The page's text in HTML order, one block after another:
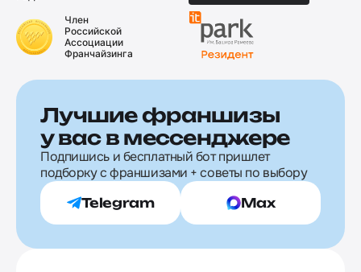
Член
Российской
Ассоциации
Франчайзинга
Лучшие франшизы
у вас в мессенджере
Подпишись и бесплатный бот пришлет
подборку с франшизами + советы по выбору
Telegram Max